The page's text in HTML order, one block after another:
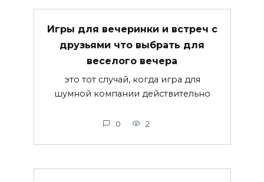
Игры для вечеринки и встреч с
друзьями что выбрать для
веселого вечера
это тот случай, когда игра для
шумной компании действительно
0 2